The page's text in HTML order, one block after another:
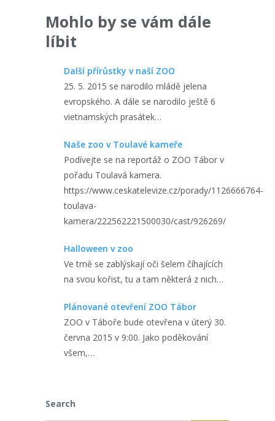
Mohlo by se vám dále
líbit
Další přírůstky v naší ZOO
25. 5. 2015 se narodilo mládě jelena
evropského. A dále se narodilo ještě 6
vietnamských prasátek…
Naše zoo v Toulavé kameře
Podívejte se na reportáž o ZOO Tábor v
pořadu Toulavá kamera.
https://www.ceskatelevize.cz/porady/1126666764-
toulava-
kamera/222562221500030/cast/926269/
Halloween v zoo
Ve tmě se zablýskají oči šelem číhajících
na svou kořist, tu a tam některá z nich…
Plánované otevření ZOO Tábor
ZOO v Táboře bude otevřena v úterý 30.
června 2015 v 9:00. Jako poděkování
všem,…
Search